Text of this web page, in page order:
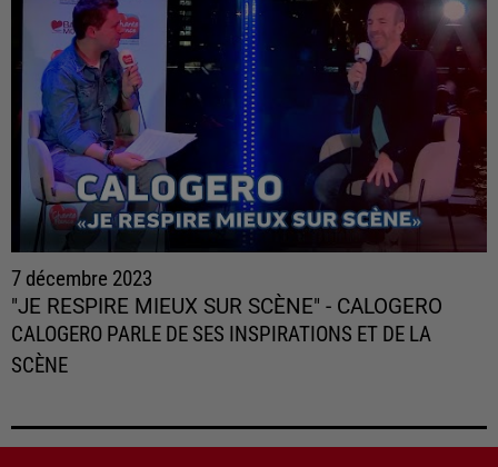
7 décembre 2023
"JE RESPIRE MIEUX SUR SCÈNE" - CALOGERO
CALOGERO PARLE DE SES INSPIRATIONS ET DE LA
SCÈNE